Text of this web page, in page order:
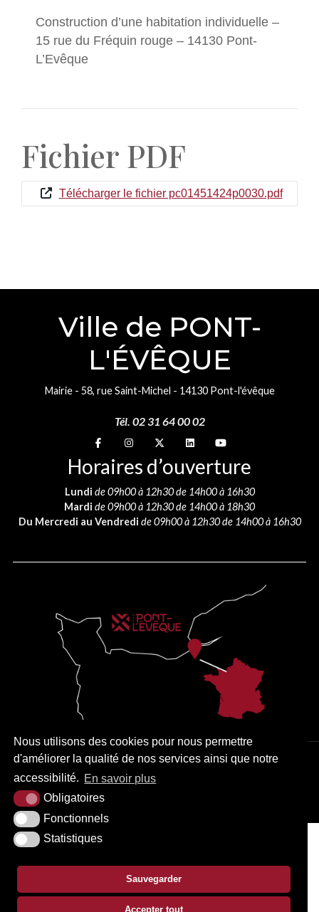
Nous utilisons des cookies pour nous permettre
d'améliorer la qualité de nos services ainsi que notre
accessibilité. En savoir plus
Obligatoires
Fonctionnels
Statistiques
Sauvegarder
Accepter tout
Construction d’une habitation individuelle –
15 rue du Fréquin rouge – 14130 Pont-
L’Evêque
Fichier PDF
Télécharger le fichier pc01451424p0030.pdf
Ville de PONT-
L'ÉVÊQUE
Mairie - 58, rue Saint-Michel - 14130 Pont-l'évêque
Tél. 02 31 64 00 02
Suivez-nous sur
Suivez-nous sur
Suivez-nous sur
Suivez-nous sur
Suivez-nous sur
Horaires d’ouverture
Lundi de 09h00 à 12h30 de 14h00 à 16h30
Mardi de 09h00 à 12h30 de 14h00 à 18h30
Du Mercredi au Vendredi de 09h00 à 12h30 de 14h00 à 16h30
PLAN DU SITE MENTIONS LÉGALES ACCESSIBILITÉ